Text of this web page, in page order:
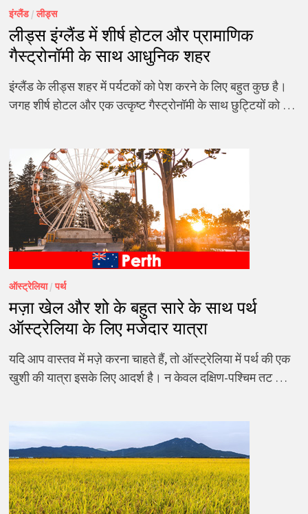
इंग्लैंड/लीड्स
लीड्स इंग्लैंड में शीर्ष होटल और प्रामाणिक
गैस्ट्रोनॉमी के साथ आधुनिक शहर
इंग्लैंड के लीड्स शहर में पर्यटकों को पेश करने के लिए बहुत कुछ है।
जगह शीर्ष होटल और एक उत्कृष्ट गैस्ट्रोनॉमी के साथ छुट्टियों को …
ऑस्ट्रेलिया/पर्थ
मज़ा खेल और शो के बहुत सारे के साथ पर्थ
ऑस्ट्रेलिया के लिए मजेदार यात्रा
यदि आप वास्तव में मज़े करना चाहते हैं, तो ऑस्ट्रेलिया में पर्थ की एक
खुशी की यात्रा इसके लिए आदर्श है। न केवल दक्षिण-पश्चिम तट …